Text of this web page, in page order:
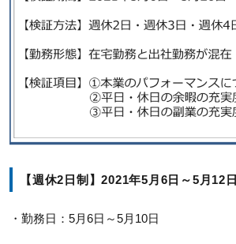
【週休2日制】2021年5月6日～5月12日
・勤務日：5月6日～5月10日